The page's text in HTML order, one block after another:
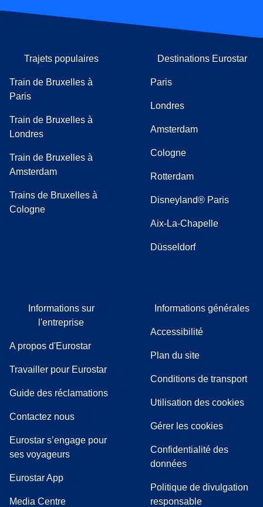
Trajets populaires
Train de Bruxelles à
Paris
Train de Bruxelles à
Londres
Train de Bruxelles à
Amsterdam
Trains de Bruxelles à
Cologne
Destinations Eurostar
Paris
Londres
Amsterdam
Cologne
Rotterdam
Disneyland® Paris
Aix-La-Chapelle
Düsseldorf
Informations sur
l'entreprise
A propos d'Eurostar
Travailler pour Eurostar
Guide des réclamations((
Contactez nous
Eurostar s’engage pour
ses voyageurs
Eurostar App
Media Centre( Ouvre un nouvel onglet)
Informations générales
Accessibilité
Plan du site
Conditions de transport
Utilisation des cookies
Gérer les cookies
Confidentialité des
données
Politique de divulgation
responsable